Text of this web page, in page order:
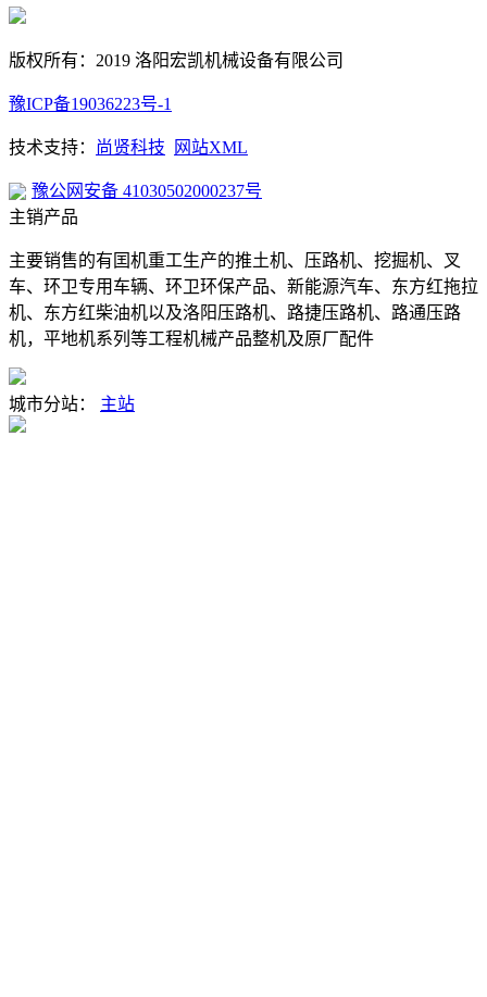
版权所有：2019 洛阳宏凯机械设备有限公司
豫ICP备19036223号-1
技术支持： 尚贤科技 网站XML
豫公网安备 41030502000237号
主销产品
主要销售的有囯机重工生产的推土机、压路机、挖掘机、叉
车、环卫专用车辆、环卫环保产品、新能源汽车、东方红拖拉
机、东方红柴油机以及洛阳压路机、路捷压路机、路通压路
机，平地机系列等工程机械产品整机及原厂配件
城市分站： 主站